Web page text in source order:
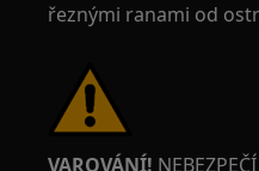
řeznými ranami od
VAROVÁNÍ!